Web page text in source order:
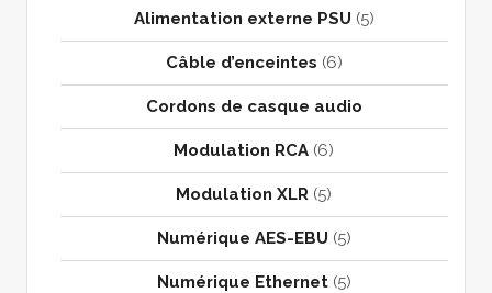
Alimentation externe PSU (5)
Câble d’enceintes (6)
Cordons de casque audio
Modulation RCA (6)
Modulation XLR (5)
Numérique AES-EBU (5)
Numérique Ethernet(5)